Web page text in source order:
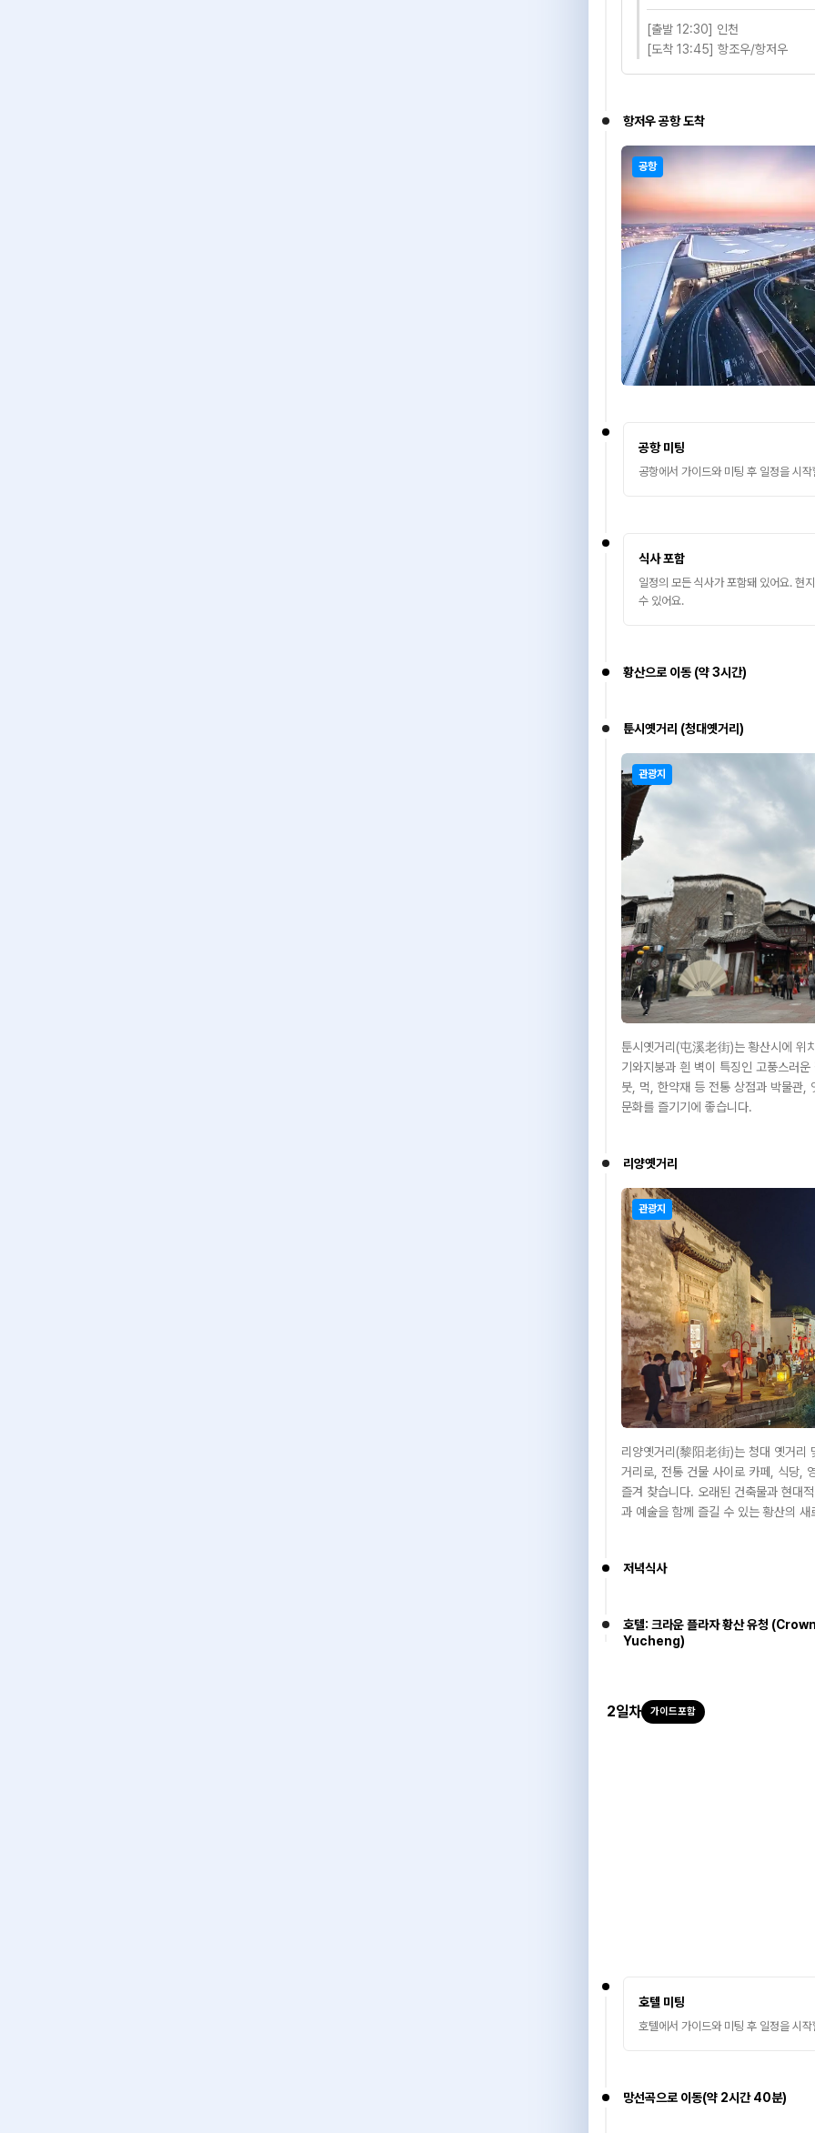
[출발 12:30] 인천
[도착 13:45] 항조우/항저우
항저우 공항 도착
공항
공항 미팅
공항에서 가이드와 미팅 후 일정을 시작
식사 포함
일정의 모든 식사가 포함돼 있어요. 현
수 있어요.
황산으로 이동 (약 3시간)
툰시옛거리 (청대옛거리)
관광지
툰시옛거리(屯溪老街)는 황산시에 위
기와지붕과 흰 벽이 특징인 고풍스러
붓, 먹, 한약재 등 전통 상점과 박물관,
문화를 즐기기에 좋습니다.
리양옛거리
관광지
리양옛거리(黎阳老街)는 청대 옛거리
거리로, 전통 건물 사이로 카페, 식당,
즐겨 찾습니다. 오래된 건축물과 현대
과 예술을 함께 즐길 수 있는 황산의 새
저녁식사
호텔: 크라운 플라자 황산 유청
Yucheng)
2일차 가이드포함
호텔 미팅
호텔에서 가이드와 미팅 후 일정을 시작
망선곡으로 이동(약 2시간 40분)